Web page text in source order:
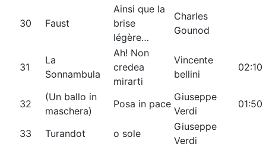
30 Faust
Ainsi que la
brise
légère…
Charles
Gounod
31
La
Sonnambula
Ah! Non
credea
mirarti
Vincente
bellini
02:10
32
(Un ballo in
maschera)
Posa in pace
Giuseppe
Verdi
01:50
33 Turandot o sole
Giuseppe
Verdi